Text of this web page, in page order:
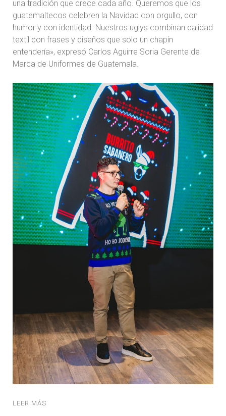
una tradición que crece cada año. Queremos que los
guatemaltecos celebren la Navidad con orgullo, con
humor y con identidad. Nuestros uglys combinan calidad
textil con frases y diseños que solo un chapín
entendería», expresó Carlos Aguirre Soria Gerente de
Marca de Uniformes de Guatemala.
LEER MÁS